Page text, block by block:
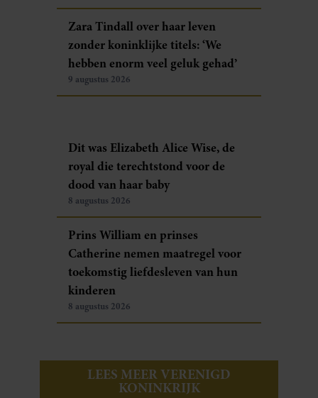
Zara Tindall over haar leven
zonder koninklijke titels: ‘We
hebben enorm veel geluk gehad’
9 augustus 2026
Dit was Elizabeth Alice Wise, de
royal die terechtstond voor de
dood van haar baby
8 augustus 2026
Prins William en prinses
Catherine nemen maatregel voor
toekomstig liefdesleven van hun
kinderen
8 augustus 2026
LEES MEER VERENIGD
KONINKRIJK